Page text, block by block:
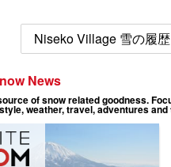
Niseko Village 雪の履歴